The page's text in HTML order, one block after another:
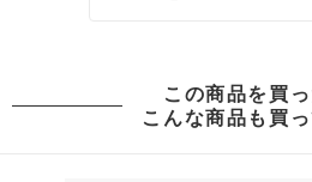
この商品を買
こんな商品も買